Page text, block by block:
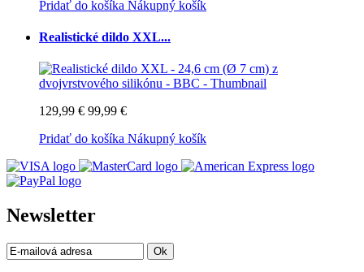
Pridať do košíka Nákupný košík
Realistické dildo XXL...
129,99 € 99,99 €
Pridať do košíka Nákupný košík
Newsletter
Ok